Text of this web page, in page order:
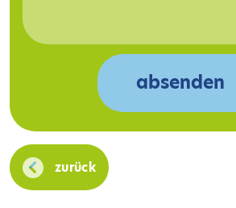
zurück